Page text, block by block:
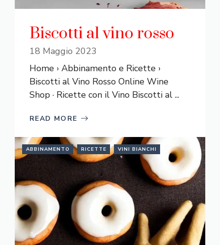
Biscotti al vino rosso
18 Maggio 2023
Home › Abbinamento e Ricette ›
Biscotti al Vino Rosso Online Wine
Shop · Ricette con il Vino Biscotti al ...
READ MORE
ABBINAMENTO RICETTE VINI BIANCHI